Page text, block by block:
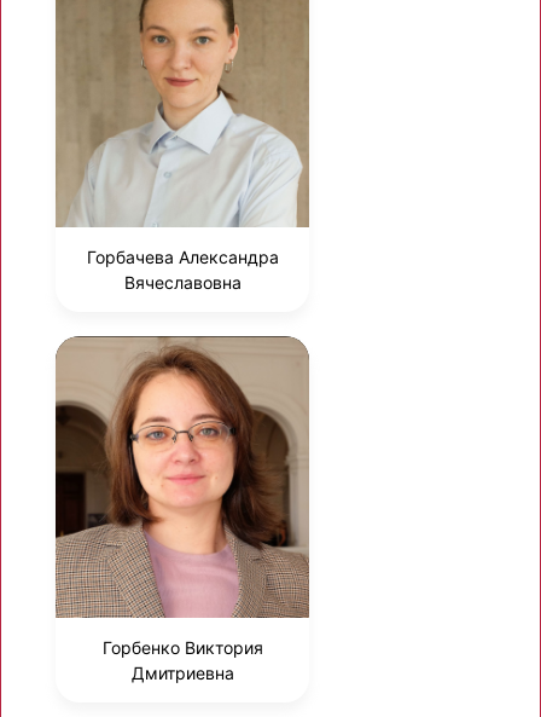
Горбачева Александра
Вячеславовна
Горбенко Виктория
Дмитриевна